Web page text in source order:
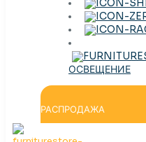
ОСВЕЩЕНИЕ
РАСПРОДАЖА